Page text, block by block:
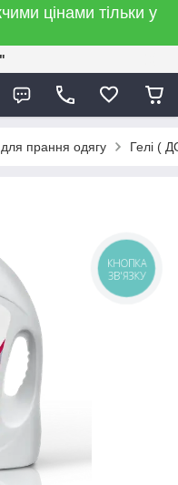
цінами тільки у
прання одягу Гелі (
КНОПКА
ЗВ'ЯЗКУ